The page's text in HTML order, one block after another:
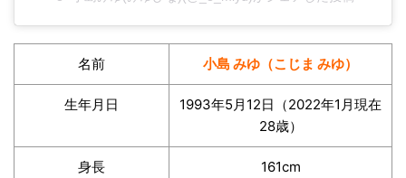
名前 小島 みゆ（こじま みゆ）
生年月日
1993年5月12日（2022年1月現在
28歳）
身長 161cm